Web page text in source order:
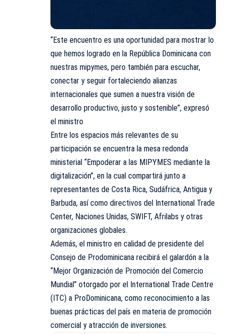
“Este encuentro es una oportunidad para mostrar lo
que hemos logrado en la República Dominicana con
nuestras mipymes, pero también para escuchar,
conectar y seguir fortaleciendo alianzas
internacionales que sumen a nuestra visión de
desarrollo productivo, justo y sostenible”, expresó
el ministro
Entre los espacios más relevantes de su
participación se encuentra la mesa redonda
ministerial “Empoderar a las MIPYMES mediante la
digitalización”, en la cual compartirá junto a
representantes de Costa Rica, Sudáfrica, Antigua y
Barbuda, así como directivos del International Trade
Center, Naciones Unidas, SWIFT, Afrilabs y otras
organizaciones globales.
Además, el ministro en calidad de presidente del
Consejo de Prodominicana recibirá el galardón a la
“Mejor Organización de Promoción del Comercio
Mundial” otorgado por el International Trade Centre
(ITC) a ProDominicana, como reconocimiento a las
buenas prácticas del país en materia de promoción
comercial y atracción de inversiones.